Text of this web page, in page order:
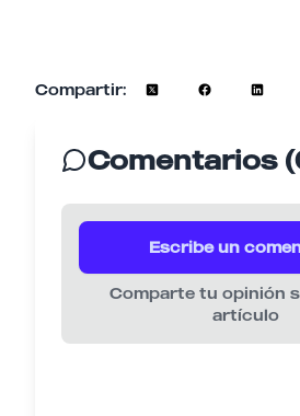
Compartir:
Comentarios
Escribe un
Comparte tu opinión
artículo